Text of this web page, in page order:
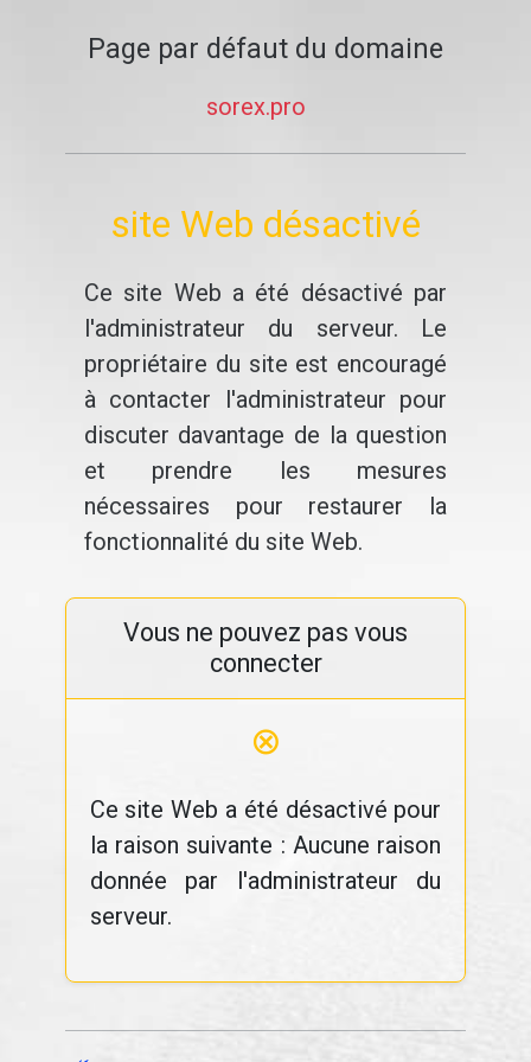
Page par défaut du domaine
sorex.pro
site Web désactivé
Ce site Web a été désactivé par
l'administrateur du serveur. Le
propriétaire du site est encouragé
à contacter l'administrateur pour
discuter davantage de la question
et prendre les mesures
nécessaires pour restaurer la
fonctionnalité du site Web.
Vous ne pouvez pas vous
connecter
⊗
Ce site Web a été désactivé pour
la raison suivante : Aucune raison
donnée par l'administrateur du
serveur.